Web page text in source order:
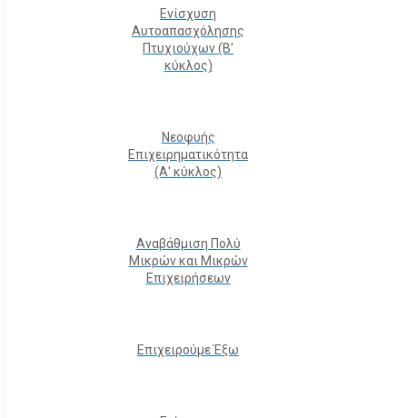
Ενίσχυση
Αυτοαπασχόλησης
Πτυχιούχων (Β'
κύκλος)
Νεοφυής
Επιχειρηματικότητα
(Α' κύκλος)
Αναβάθμιση Πολύ
Μικρών και Μικρών
Επιχειρήσεων
Επιχειρούμε Έξω